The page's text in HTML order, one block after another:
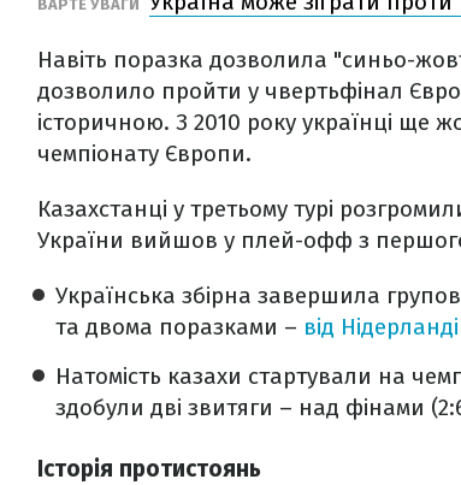
ВАРТЕ УВАГИ
Навіть поразка дозволила "синьо-
дозволило пройти у чвертьфінал
історичною. З 2010 року українці ще
чемпіонату Європи.
Казахстанці у третьому турі
України вийшов у плей-офф з
Українська збірна завершила
та двома поразками – від
Натомість казахи стартували на
здобули дві звитяги – над фінами
Історія протистоянь